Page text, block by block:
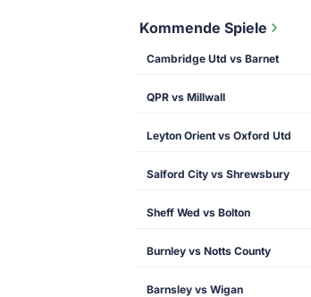
Kommende Spiele
Cambridge Utd vs Barnet
QPR vs Millwall
Leyton Orient vs Oxford Utd
Salford City vs Shrewsbury
Sheff Wed vs Bolton
Burnley vs Notts County
Barnsley vs Wigan